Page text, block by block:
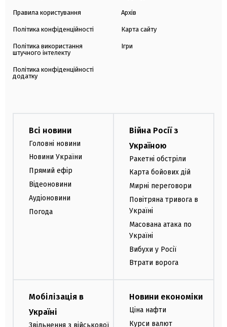
Правила користування
Політика конфіденційності
Політика використання
штучного інтелекту
Політика конфіденційності
додатку
Архів
Карта сайту
Ігри
Всі новини
Головні новини
Новини України
Прямий ефір
Відеоновини
Аудіоновини
Погода
Війна Росії з
Україною
Ракетні обстріли
Карта бойових дій
Мирні переговори
Повітряна тривога в
Україні
Масована атака по
Україні
Вибухи у Росії
Втрати ворога
Мобілізація в
Україні
Новини економіки
Ціна нафти
Курси валют